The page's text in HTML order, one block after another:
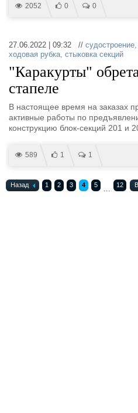
2052 0 0
27.06.2022 | 09:32 // судостроение,
ходовая рубка, стыковка секций
"Каракурты"
стапеле
В настоящее время на заказах
активные работы по
конструкцию блок-секций 201 и
589 1 1
Назад 1 2 3 4 5 ... 12